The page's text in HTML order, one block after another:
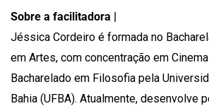
Sobre a facilitadora |
Jéssica Cordeiro é formada no
em Artes, com concentração em
Bacharelado em Filosofia pela
Bahia (UFBA). Atualmente, desenvolve